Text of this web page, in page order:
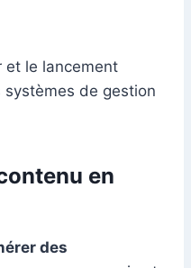
et le lancement
de gestion
en
des